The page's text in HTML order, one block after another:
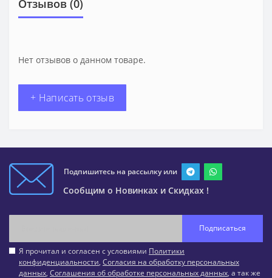
Отзывов (0)
Нет отзывов о данном товаре.
+ Написать отзыв
Подпишитесь на рассылку или
Сообщим о Новинках и Скидках !
Подписаться
Я прочитал и согласен с условиями Политики
конфиденциальности, Согласия на обработку персональных
данных, Соглашения об обработке персональных данных, а так же